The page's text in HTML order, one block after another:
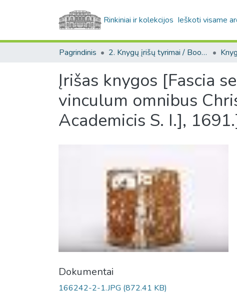
Rinkiniai ir kolekcijos Ieškoti visame
Pagrindinis 2. Knygų įrišų tyrimai / Bookbindings research
Įrišas knygos [Fascia
vinculum omnibus
Academicis S. I.],
Dokumentai
166242-2-1.JPG (872.41 KB)